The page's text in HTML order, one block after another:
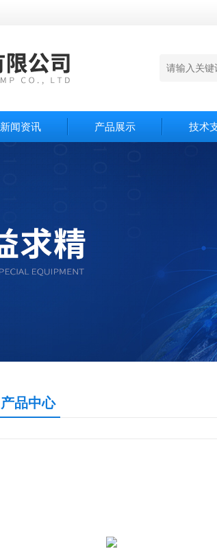
新闻资讯 产品展示 技术
产品中心